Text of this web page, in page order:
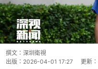
撰文： 深圳衛視
出版： 2026-04-01 17:27 更新：